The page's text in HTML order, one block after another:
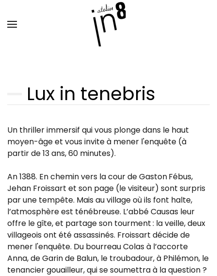
Skip to main content
Lux in tenebris
Un thriller immersif qui vous plonge dans le haut
moyen-âge et vous invite à mener l'enquête (à
partir de 13 ans, 60 minutes).
An 1388. En chemin vers la cour de Gaston Fébus,
Jehan Froissart et son page (le visiteur) sont surpris
par une tempête. Mais au village où ils font halte,
l’atmosphère est ténébreuse. L’abbé Causas leur
offre le gîte, et partage son tourment : la veille, deux
villageois ont été assassinés. Froissart décide de
mener l'enquête. Du bourreau Colas à l’accorte
Anna, de Garin de Balun, le troubadour, à Philémon, le
tenancier gouailleur, qui se soumettra à la question ?